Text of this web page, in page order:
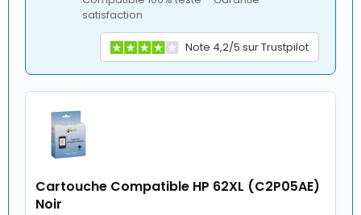
satisfaction
Note 4,2/5 sur Trustpilot
Cartouche Compatible HP 62XL (C2P05AE)
Noir